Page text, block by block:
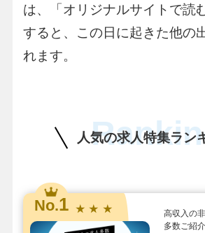
は、「オリジナルサイトで読
すると、この日に起きた他の
れます。
人気の求人特集ラン
No.1 ★ ★ ★
高収入の
多数ご紹介